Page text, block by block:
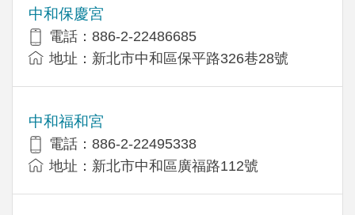
中和保慶宮
電話：886-2-22486685
地址：新北市中和區保平路326巷28號
中和福和宮
電話：886-2-22495338
地址：新北市中和區廣福路112號